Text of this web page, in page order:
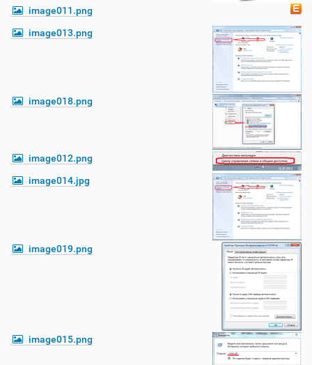
image011.png
image013.png
image018.png
image012.png
image014.jpg
image019.png
image015.png